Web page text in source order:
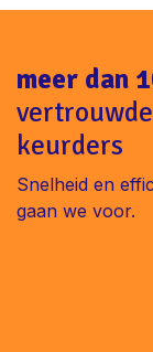
meer dan
keurders
Snelheid en
gaan we voor.